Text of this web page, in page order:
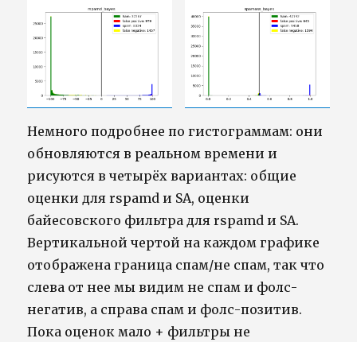
Немного подробнее по гистограммам: они
обновляются в реальном времени и
рисуются в четырёх вариантах: общие
оценки для rspamd и SA, оценки
байесовского фильтра для rspamd и SA.
Вертикальной чертой на каждом графике
отображена граница спам/не спам, так что
слева от нее мы видим не спам и фолс-
негатив, а справа спам и фолс-позитив.
Пока оценок мало + фильтры не